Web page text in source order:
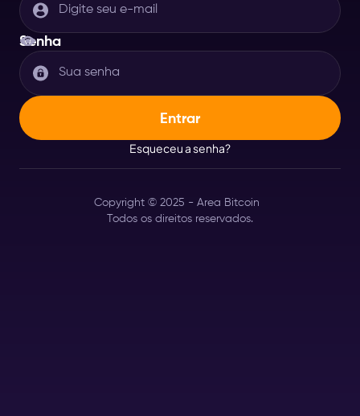
Senha
Esqueceu a senha?
Copyright © 2025 - Area Bitcoin
Todos os direitos reservados.